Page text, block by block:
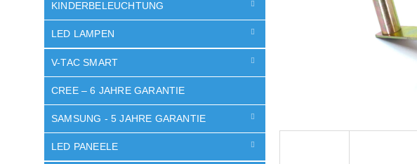
KINDERBELEUCHTUNG
LED LAMPEN
V-TAC SMART
CREE – 6 JAHRE GARANTIE
SAMSUNG - 5 JAHRE GARANTIE
LED PANEELE